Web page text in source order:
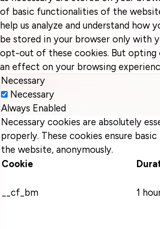
of basic functionalities of the
help us analyze and understand how
be stored in your browser only with
opt-out of these cookies. But opting
an effect on your browsing
Necessary
Necessary
Always Enabled
Necessary cookies are absolutely
properly. These cookies ensure
the website, anonymously.
Cookie
__cf_bm 1